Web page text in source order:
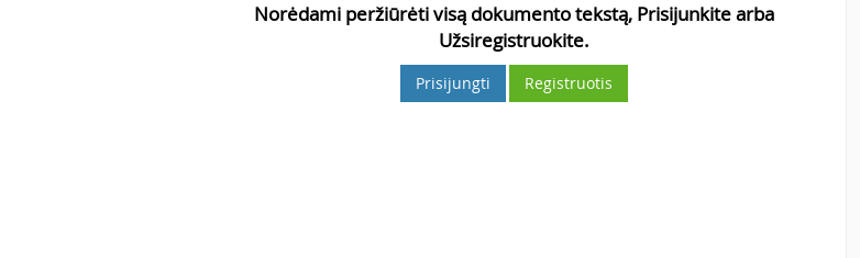
Norėdami peržiūrėti visą dokumento tekstą, Prisijunkite arba
Užsiregistruokite.
Prisijungti Registruotis